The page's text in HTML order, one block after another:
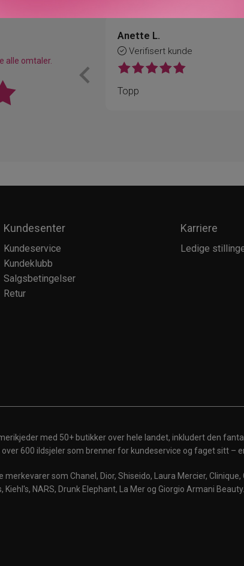
alle omtaler.
Anette L.
Verifisert kunde
Topp
Kundesenter
Kundeservice
Kundeklubb
Salgsbetingelser
Retur
Karriere
Ledige
med 50+ butikker over hele landet, inkludert den
600 ildsjeler som brenner for kundeservice og faget sitt –
som Chanel, Dior, Shiseido, Laura Mercier,
NARS, Drunk Elephant, La Mer og Giorgio Armani Beauty.